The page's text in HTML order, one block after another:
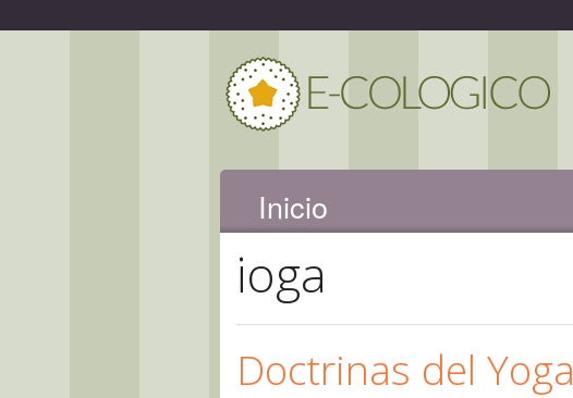
Inicio
ioga
Doctrinas del Yoga